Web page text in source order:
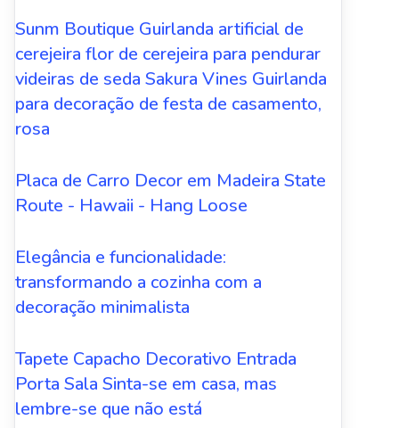
Sunm Boutique Guirlanda artificial de
cerejeira flor de cerejeira para pendurar
videiras de seda Sakura Vines Guirlanda
para decoração de festa de casamento,
rosa
Placa de Carro Decor em Madeira State
Route - Hawaii - Hang Loose
Elegância e funcionalidade:
transformando a cozinha com a
decoração minimalista
Tapete Capacho Decorativo Entrada
Porta Sala Sinta-se em casa, mas
lembre-se que não está